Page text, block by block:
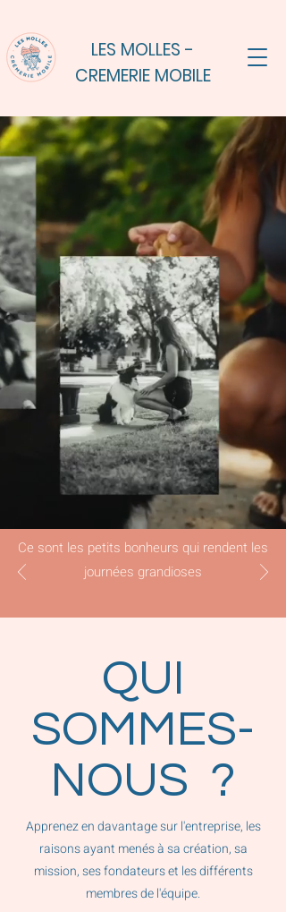
LES MOLLES -
CREMERIE MOBILE
Ce sont les petits bonheurs qui rendent les
journées grandioses
QUI
SOMMES-
NOUS ?
Apprenez en davantage sur l'entreprise, les
raisons ayant menés à sa création, sa
mission, ses fondateurs et les différents
membres de l'équipe.